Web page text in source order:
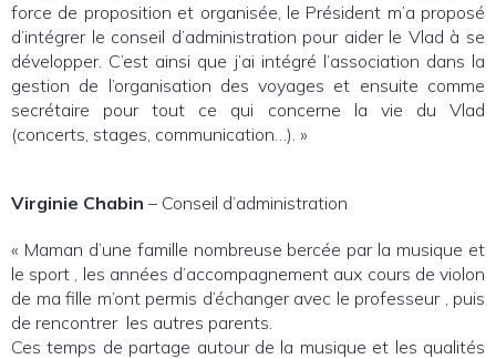
force de proposition et organisée, le Président m’a proposé
d’intégrer le conseil d’administration pour aider le Vlad à se
développer. C’est ainsi que j’ai intégré l’association dans la
gestion de l’organisation des voyages et ensuite comme
secrétaire pour tout ce qui concerne la vie du Vlad
(concerts, stages, communication…). »
Virginie Chabin – Conseil d’administration
« Maman d’une famille nombreuse bercée par la musique et
le sport , les années d’accompagnement aux cours de violon
de ma fille m’ont permis d’échanger avec le professeur , puis
de rencontrer les autres parents.
Ces temps de partage autour de la musique et les qualités